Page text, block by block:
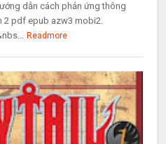
dẫn cách phản ứng thông
2 pdf epub azw3 mobi2.
Readmore